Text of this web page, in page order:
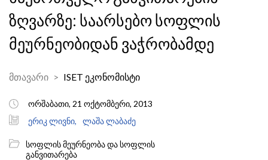
ზღვარზე: საარსებო სოფლის
მეურნეობიდან ვაჭრობამდე
მთავარი ISET ეკონომისტი
ორშაბათი, 21 ოქტომბერი, 2013
ერიკ ლივნი,
ლაშა ლაბაძე
სოფლის მეურნეობა და სოფლის
განვითარება